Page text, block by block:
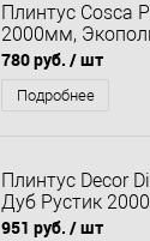
Плинтус Cosca
2000мм,
780 руб. / шт
Подробнее
Плинтус Decor
Дуб Рустик
951 руб. / шт